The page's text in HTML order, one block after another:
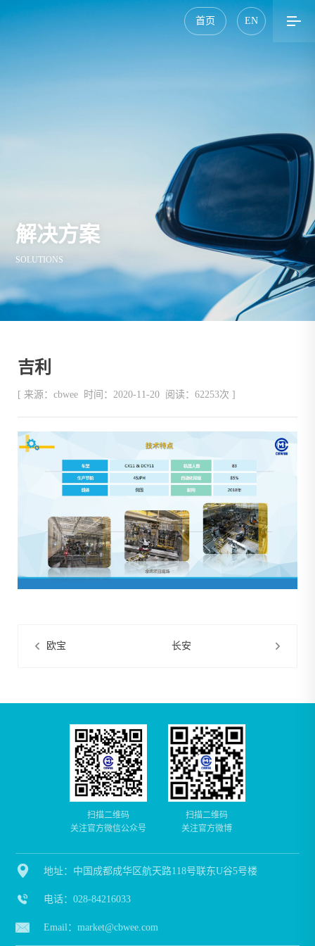
首页 EN
解决方案
SOLUTIONS
吉利
[ 来源：cbwee 时间：2020-11-20 阅读：62253次 ]
欧宝 长安
扫描二维码
关注官方微信公众号
扫描二维码
关注官方微博
 地址：中国成都成华区航天路118号联东U谷5号楼
 电话：028-84216033
 Email：market@cbwee.com